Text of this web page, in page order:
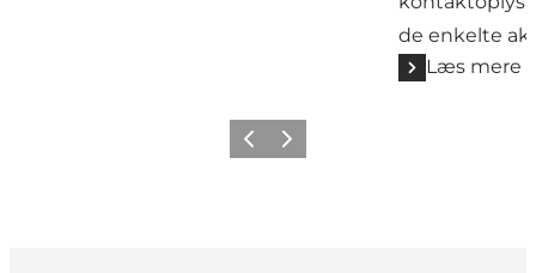
de enkelte
Læs mere
ForrigeNæste